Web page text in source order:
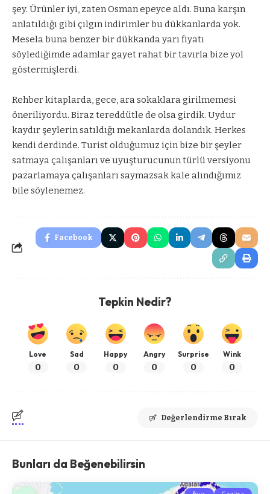
şey. Ürünler iyi, zaten Osman epeyce aldı. Buna karşın
anlatıldığı gibi çılgın indirimler bu dükkanlarda yok.
Mesela buna benzer bir dükkanda yarı fiyatı
söylediğimde adamlar gayet rahat bir tavırla bize yol
göstermişlerdi.
Rehber kitaplarda, gece, ara sokaklara girilmemesi
öneriliyordu. Biraz tereddütle de olsa girdik. Uydur
kaydır şeylerin satıldığı mekanlarda dolandık. Herkes
kendi derdinde. Turist olduğumuz için bize bir şeyler
satmaya çalışanları ve uyuşturucunun türlü versiyonu
pazarlamaya çalışanları saymazsak kale alındığımız
bile söylenemez.
Facebook
Tepkin Nedir?
Love
0
Sad
0
Happy
0
Angry
0
Surprise
0
Wink
0
Değerlendirme Bırak
Bunları da Beğenebilirsin